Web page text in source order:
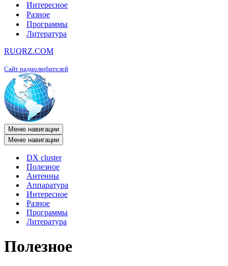
Интересное
Разное
Программы
Литература
RUQRZ.COM
Сайт радиолюбителей
Меню навигации
Меню навигации
DX cluster
Полезное
Антенны
Аппаратура
Интересное
Разное
Программы
Литература
Полезное